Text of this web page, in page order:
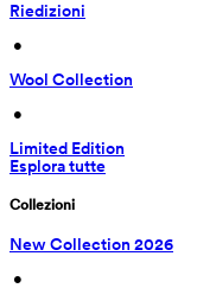
Riedizioni
•
Wool Collection
•
Limited Edition
Esplora tutte
Collezioni
New Collection 2026
•